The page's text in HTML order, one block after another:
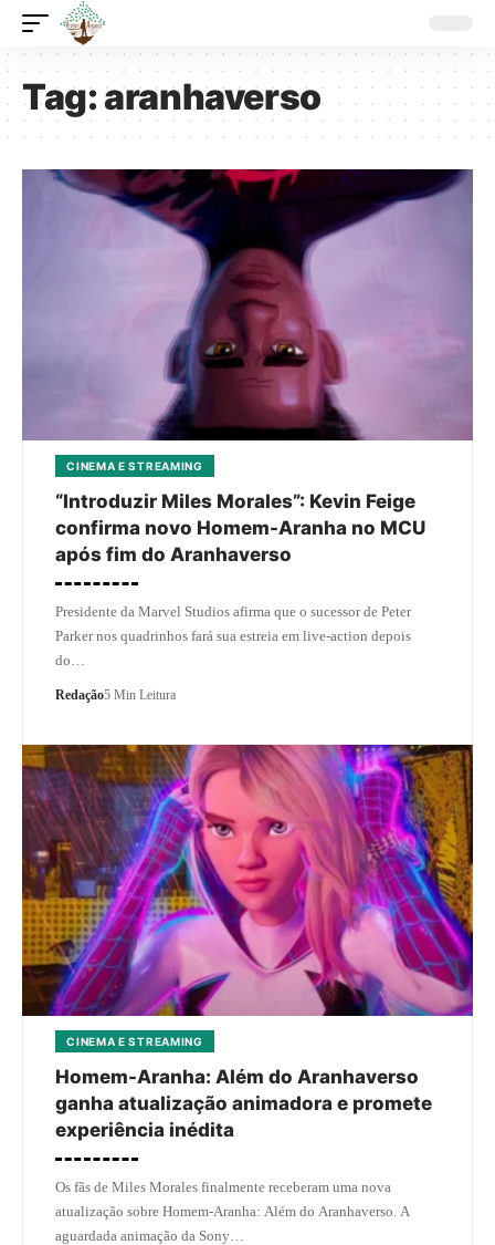
Tag:aranhaverso
CINEMA E STREAMING
“Introduzir Miles Morales”: Kevin Feige
confirma novo Homem-Aranha no MCU
após fim do Aranhaverso
Presidente da Marvel Studios afirma que o sucessor de Peter
Parker nos quadrinhos fará sua estreia em live-action depois
do…
Redação5 Min Leitura
CINEMA E STREAMING
Homem-Aranha: Além do Aranhaverso
ganha atualização animadora e promete
experiência inédita
Os fãs de Miles Morales finalmente receberam uma nova
atualização sobre Homem-Aranha: Além do Aranhaverso. A
aguardada animação da Sony…